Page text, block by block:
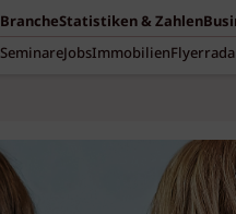
BrancheStatistiken & Zahlen
SeminareJobsImmobilien